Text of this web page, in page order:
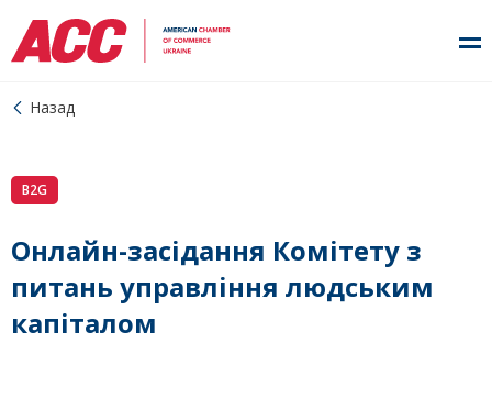
Назад
B2G
Онлайн-засідання Комітету з
питань управління людським
капіталом